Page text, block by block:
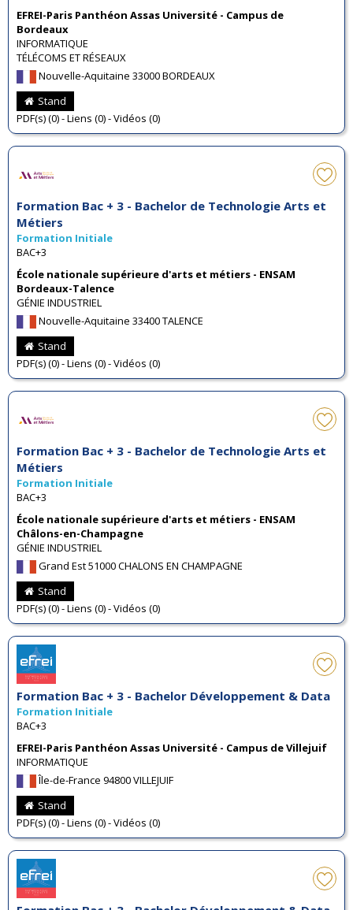
EFREI-Paris Panthéon Assas Université - Campus de
Bordeaux
INFORMATIQUE
TÉLÉCOMS ET RÉSEAUX
Nouvelle-Aquitaine 33000 BORDEAUX
Stand
PDF(s) (0) - Liens (0) - Vidéos (0)
Formation Bac + 3 - Bachelor de Technologie Arts et
Métiers
Formation Initiale
BAC+3
École nationale supérieure d'arts et métiers - ENSAM
Bordeaux-Talence
GÉNIE INDUSTRIEL
Nouvelle-Aquitaine 33400 TALENCE
Stand
PDF(s) (0) - Liens (0) - Vidéos (0)
Formation Bac + 3 - Bachelor de Technologie Arts et
Métiers
Formation Initiale
BAC+3
École nationale supérieure d'arts et métiers - ENSAM
Châlons-en-Champagne
GÉNIE INDUSTRIEL
Grand Est 51000 CHALONS EN CHAMPAGNE
Stand
PDF(s) (0) - Liens (0) - Vidéos (0)
Formation Bac + 3 - Bachelor Développement & Data
Formation Initiale
BAC+3
EFREI-Paris Panthéon Assas Université - Campus de Villejuif
INFORMATIQUE
Île-de-France 94800 VILLEJUIF
Stand
PDF(s) (0) - Liens (0) - Vidéos (0)